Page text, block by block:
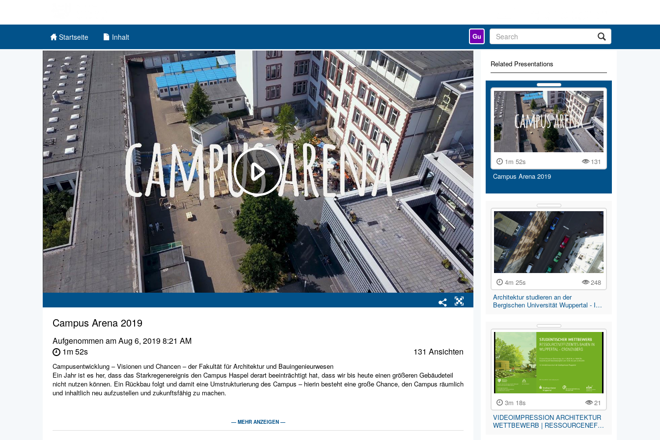
Startseite Inhalt Gu
Campus Arena 2019
Aufgenommen amAug 6, 2019 8:21 AM
1m 52s
131 Ansichten
Campusentwicklung – Visionen und Chancen – der Fakultät für Architektur und Bauingenieurwesen
Ein Jahr ist es her, dass das Starkregenereignis den Campus Haspel derart beeinträchtigt hat, dass wir bis heute einen größeren Gebäudeteil
nicht nutzen können. Ein Rückbau folgt und damit eine Umstrukturierung des Campus – hierin besteht eine große Chance, den Campus räumlich
und inhaltlich neu aufzustellen und zukunftsfähig zu machen.
Am 19.06.19 fand zu diesem Thema die Campusarena statt, wobei Möglichkeiten und Visionen in einem partizipativen Prozess erarbeitet und
ausgewertet wurden.
— MEHR ANZEIGEN —
Related Presentations
1m 52s
131
Campus Arena 2019
4m 25s
248
Architektur studieren an der
Bergischen Universität Wuppertal - I…
3m 18s
21
VIDEOIMPRESSION ARCHITEKTUR
WETTBEWERB | RESSOURCENEF…